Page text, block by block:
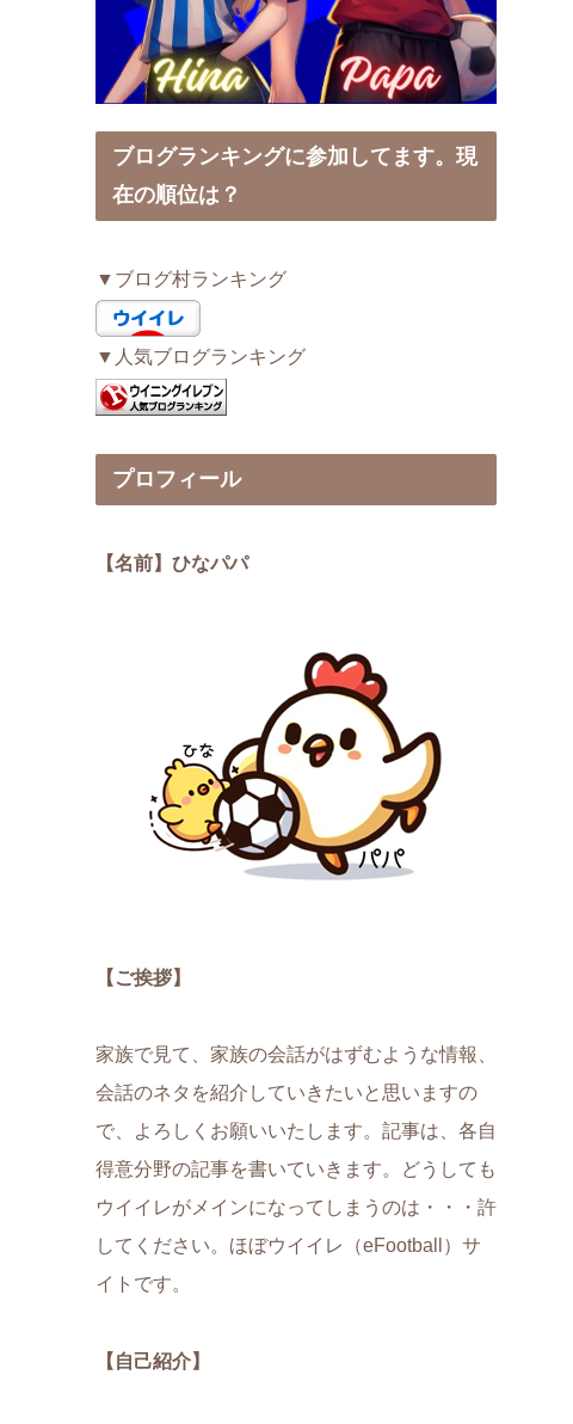
ブログランキングに参加してます。現
在の順位は？
▼ブログ村ランキング
▼人気ブログランキング
プロフィール
【名前】ひなパパ
【ご挨拶】
家族で見て、家族の会話がはずむような情報、
会話のネタを紹介していきたいと思いますの
で、よろしくお願いいたします。記事は、各自
得意分野の記事を書いていきます。どうしても
ウイイレがメインになってしまうのは・・・許
してください。ほぼウイイレ（eFootball）サ
イトです。
【自己紹介】